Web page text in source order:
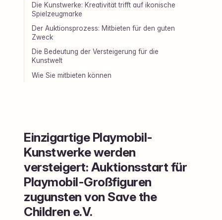
Die Kunstwerke: Kreativität trifft auf ikonische
Spielzeugmarke
Der Auktionsprozess: Mitbieten für den guten
Zweck
Die Bedeutung der Versteigerung für die
Kunstwelt
Wie Sie mitbieten können
Einzigartige Playmobil-
Kunstwerke werden
versteigert: Auktionsstart für
Playmobil-Großfiguren
zugunsten von Save the
Children e.V.